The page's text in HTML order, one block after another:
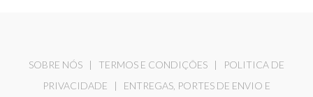
SOBRE NÓS | TERMOS E CONDIÇÕES |
POLITICA DE
PRIVACIDADE | ENTREGAS, PORTES DE ENVIO E